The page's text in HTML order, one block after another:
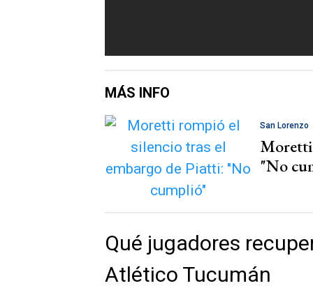
MÁS INFO
San Lorenzo
Moretti
"No
Qué jugadores
Atlético Tucumán